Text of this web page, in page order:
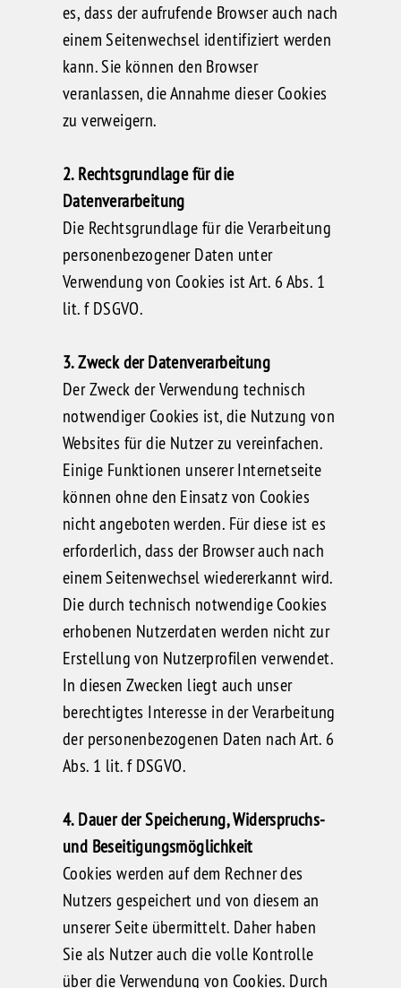
es, dass der aufrufende Browser auch nach
einem Seitenwechsel identifiziert werden
kann. Sie können den Browser
veranlassen, die Annahme dieser Cookies
zu verweigern.
2. Rechtsgrundlage für die
Datenverarbeitung
Die Rechtsgrundlage für die Verarbeitung
personenbezogener Daten unter
Verwendung von Cookies ist Art. 6 Abs. 1
lit. f DSGVO.
3. Zweck der Datenverarbeitung
Der Zweck der Verwendung technisch
notwendiger Cookies ist, die Nutzung von
Websites für die Nutzer zu vereinfachen.
Einige Funktionen unserer Internetseite
können ohne den Einsatz von Cookies
nicht angeboten werden. Für diese ist es
erforderlich, dass der Browser auch nach
einem Seitenwechsel wiedererkannt wird.
Die durch technisch notwendige Cookies
erhobenen Nutzerdaten werden nicht zur
Erstellung von Nutzerprofilen verwendet.
In diesen Zwecken liegt auch unser
berechtigtes Interesse in der Verarbeitung
der personenbezogenen Daten nach Art. 6
Abs. 1 lit. f DSGVO.
4. Dauer der Speicherung, Widerspruchs-
und Beseitigungsmöglichkeit
Cookies werden auf dem Rechner des
Nutzers gespeichert und von diesem an
unserer Seite übermittelt. Daher haben
Sie als Nutzer auch die volle Kontrolle
über die Verwendung von Cookies. Durch